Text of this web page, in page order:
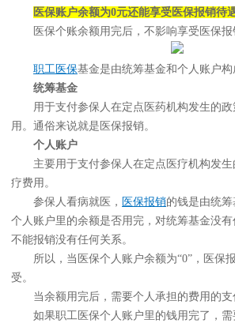
医保账户余额为0元还能享受医保报销待
医保个账余额用完后，不影响享受医保报
职工医保基金是由统筹基金和个人账户构
统筹基金
用于支付参保人在定点医药机构发生的
用。通俗来说就是医保报销。
个人账户
主要用于支付参保人在定点医疗机构发
疗费用。
参保人看病就医， 医保报销的钱是由统
个人账户里的余额是否用完，对统筹基金没
不能报销没有任何关系。
所以，当医保个人账户余额为“0”，医保
受。
当余额用完后，需要个人承担的费用的
如果职工医保个人账户里的钱用完了，